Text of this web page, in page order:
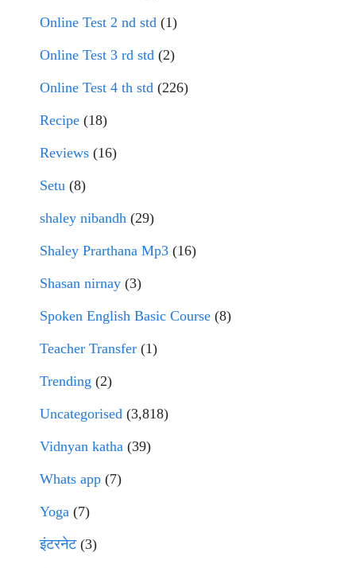
Online Test 2 nd std (1)
Online Test 3 rd std (2)
Online Test 4 th std (226)
Recipe (18)
Reviews (16)
Setu (8)
shaley nibandh (29)
Shaley Prarthana Mp3 (16)
Shasan nirnay (3)
Spoken English Basic Course (8)
Teacher Transfer (1)
Trending (2)
Uncategorised (3,818)
Vidnyan katha (39)
Whats app (7)
Yoga (7)
इंटरनेट(3)